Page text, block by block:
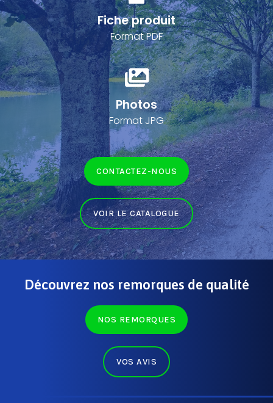
Fiche produit
Format PDF
Photos
Format JPG
CONTACTEZ-NOUS
VOIR LE CATALOGUE
Découvrez nos remorques de qualité
NOS REMORQUES
VOS AVIS